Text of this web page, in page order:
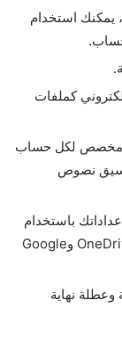
يمكنك استخدام
كملفات
مخصص لكل حساب
نصوص
باستخدام
خدمات التخزين السحابي المعروفة مثل OneDrive وGoogle
وعطلة نهاية